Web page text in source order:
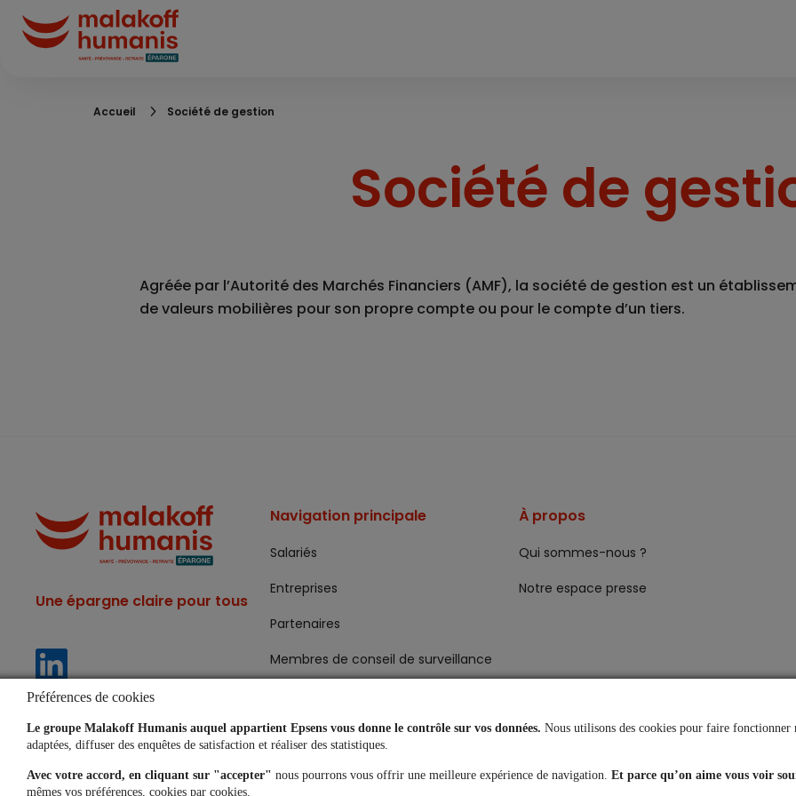
Aller
contenu
Fil
Accueil Société de gestion
Société de
Agréée par l’Autorité des Marchés Financiers (AMF), la société de gestion est un
de valeurs mobilières pour son propre compte ou pour le compte d’un tiers.
Une épargne claire pour tous
À propos
Qui sommes-nous ?
Notre espace presse
Navigation principale
Salariés
Entreprises
Partenaires
Membres de conseil de surveillance
Données personnellesRéclamations Mentions légales Accessibilité : partiellement
Préférences de cookies
Le groupe Malakoff Humanis auquel appartient Epsens vous donne le contrôle sur vos données. Nous utilisons des cookies pour faire
adaptées, diffuser des enquêtes de satisfaction et réaliser des statistiques.
Avec votre accord, en cliquant sur "accepter" nous pourrons vous offrir une meilleure expérience de navigation. Et parce qu’on aime vous voir
mêmes vos préférences, cookies par cookies.